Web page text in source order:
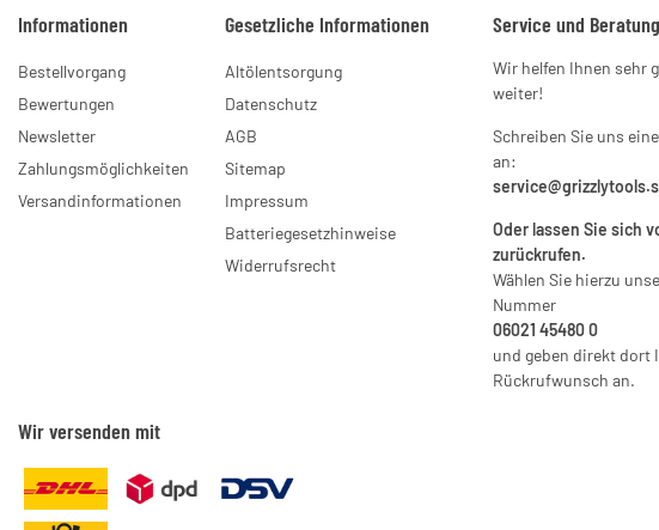
Informationen
Bestellvorgang
Bewertungen
Newsletter
Zahlungsmöglichkeiten
Versandinformationen
Gesetzliche Informationen
Altölentsorgung
Datenschutz
AGB
Sitemap
Impressum
Batteriegesetzhinweise
Widerrufsrecht
Service und Beratung
Wir helfen Ihnen sehr
weiter!
Schreiben Sie uns
an:
Oder lassen Sie sich
zurückrufen.
Wählen Sie hierzu
Nummer
06021 45480 0
und geben direkt dort
Rückrufwunsch an.
Wir versenden mit